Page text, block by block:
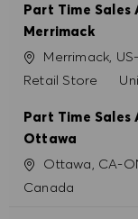
Part Time Sales
Merrimack
KonumMerrimack,
Kategori
Retail Store
Part Time Sales
Ottawa
KonumOttawa, CA-
Canada